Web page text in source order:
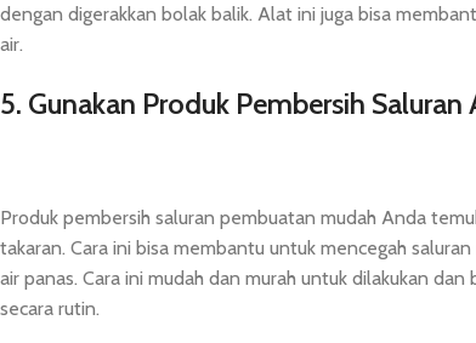
dengan digerakkan bolak balik. Alat ini juga bisa
air.
5. Gunakan Produk Pembersih Saluran
Produk pembersih saluran pembuatan mudah Anda
takaran. Cara ini bisa membantu untuk mencegah
air panas. Cara ini mudah dan murah untuk dilakukan
secara rutin.